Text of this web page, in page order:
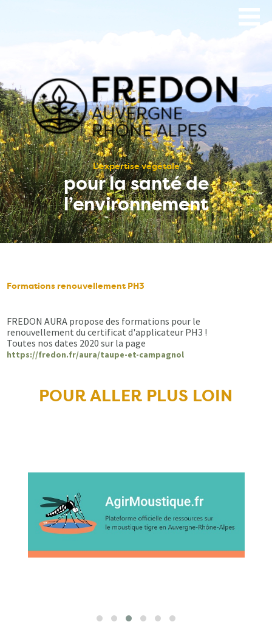
L’expertise végétale
pour la santé de
l’environnement
Formations renouvellement PH3
FREDON AURA propose des formations pour le
renouvellement du certificat d'applicateur PH3 !
Toutes nos dates 2020 sur la page
https://fredon.fr/aura/taupe-et-campagnol
POUR ALLER PLUS LOIN